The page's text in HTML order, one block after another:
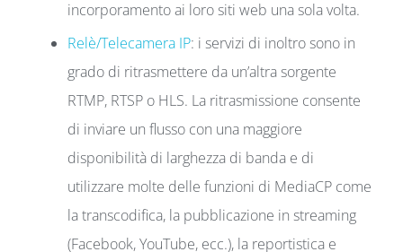
incorporamento ai loro siti web una sola volta.
Relè/Telecamera IP: i servizi di inoltro sono in
grado di ritrasmettere da un’altra sorgente
RTMP, RTSP o HLS. La ritrasmissione consente
di inviare un flusso con una maggiore
disponibilità di larghezza di banda e di
utilizzare molte delle funzioni di MediaCP come
la transcodifica, la pubblicazione in streaming
(Facebook, YouTube, ecc.), la reportistica e